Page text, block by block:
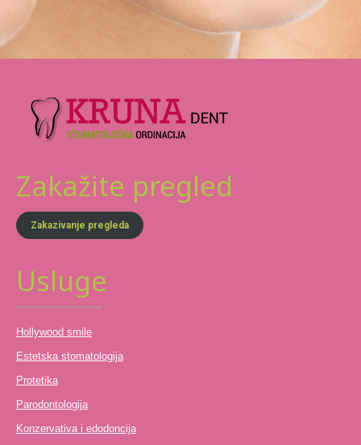
Zakažite pregled
Zakazivanje pregleda
Usluge
Hollywood smile
Estetska stomatologija
Protetika
Parodontologija
Konzervativa i edodoncija